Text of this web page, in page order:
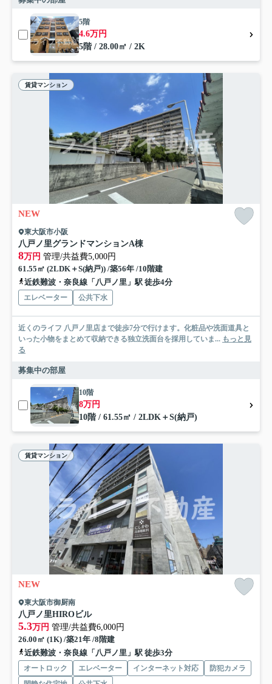
5階
4.6万円
5階 / 28.00㎡ / 2K
賃貸マンション
NEW
東大阪市小阪
八戸ノ里グランドマンションA棟
8万円 管理/共益費5,000円
61.55㎡ (2LDK＋S(納戸)) /築56年 /10階建
近鉄難波・奈良線「八戸ノ里」駅 徒歩4分
エレベーター 公共下水
近くのライフ 八戸ノ里店まで徒歩7分で行けます。化粧品や洗面道具と
いった小物をまとめて収納できる独立洗面台を採用していま... もっと見
る
募集中の部屋
10階
8万円
10階 / 61.55㎡ / 2LDK＋S(納戸)
賃貸マンション
NEW
東大阪市御厨南
八戸ノ里HIROビル
5.3万円 管理/共益費6,000円
26.00㎡ (1K) /築21年 /8階建
近鉄難波・奈良線「八戸ノ里」駅 徒歩3分
オートロック エレベーター インターネット対応
防犯カメラ